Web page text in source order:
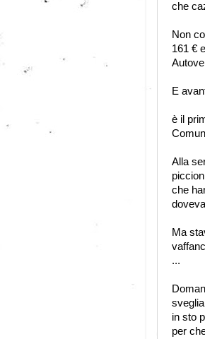
che
Non
161 €
E
è il
Alla
che
Ma
...
in sto
per